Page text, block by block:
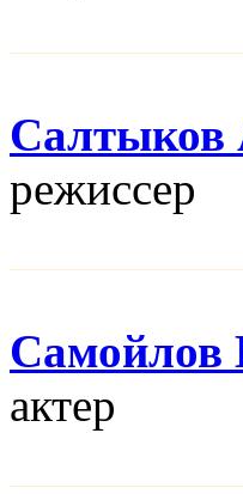
Салтыков
режисcер
Самойлов
актер